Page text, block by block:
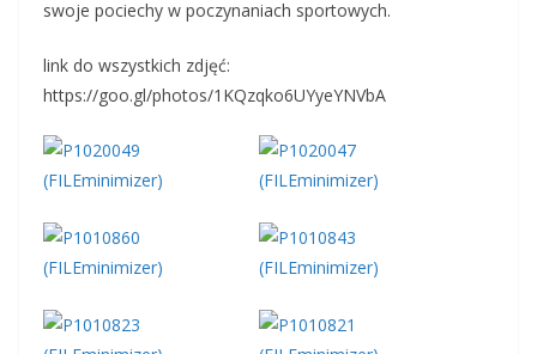
swoje pociechy w poczynaniach sportowych.
link do wszystkich zdjęć:
https://goo.gl/photos/1KQzqko6UYyeYNVbA